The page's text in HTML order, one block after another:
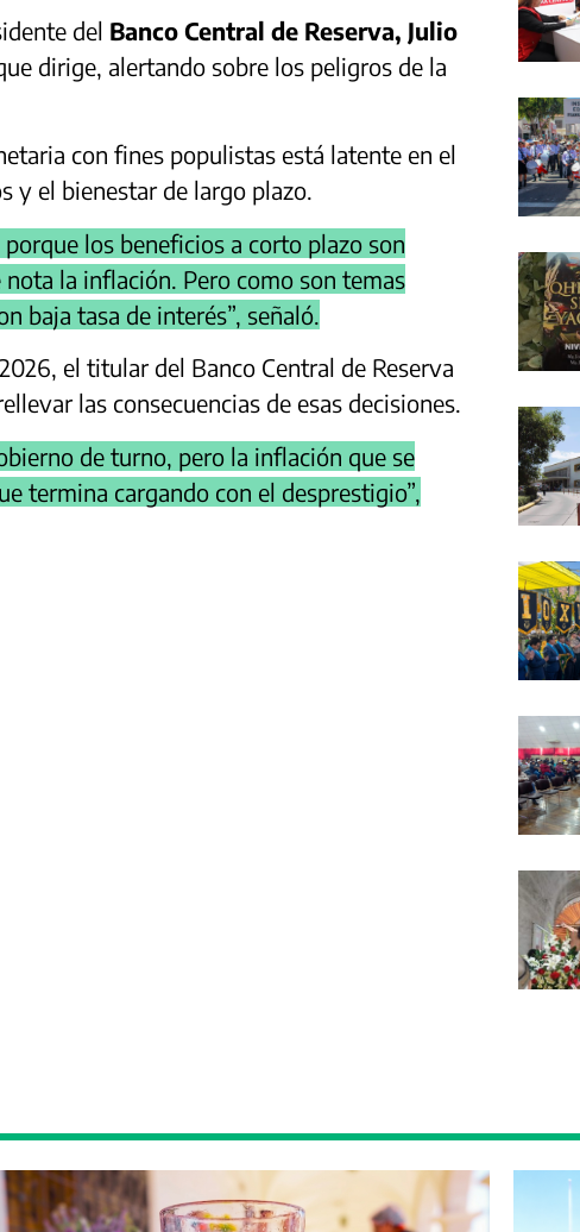
del Banco Central de Reserva, Julio
dirige, alertando sobre los peligros de la
con fines populistas está latente en el
y el bienestar de largo plazo.
los beneficios a corto plazo son
la inflación. Pero como son temas
baja tasa de interés”, señaló.
el titular del Banco Central de Reserva
las consecuencias de esas decisiones.
de turno, pero la inflación que se
termina cargando con el desprestigio”,